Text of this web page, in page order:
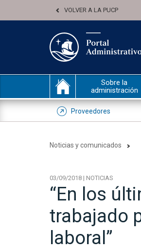
VOLVER A LA PUCP
Sobre la
administración
Proveedores
Noticias y comunicados
03/09/2018 | NOTICIAS
“En los
trabajado
laboral”